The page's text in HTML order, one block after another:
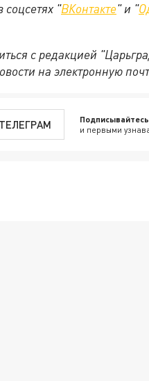
соцсетях "ВКонтакте" и "
с редакцией
на электронную
ТЕЛЕГРАМ и первыми